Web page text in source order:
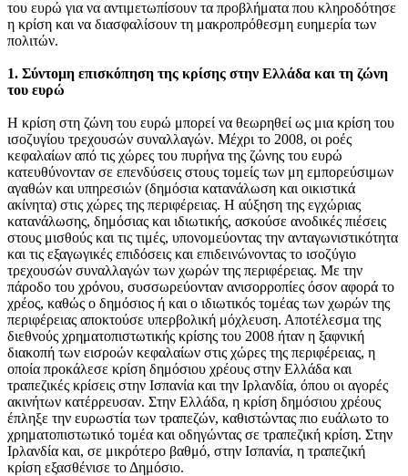
του ευρώ για να αντιμετωπίσουν τα προβλήματα που κληροδότησε
η κρίση και να διασφαλίσουν τη μακροπρόθεσμη ευημερία των
πολιτών.
1. Σύντομη επισκόπηση της κρίσης στην Ελλάδα και τη ζώνη
του ευρώ
Η κρίση στη ζώνη του ευρώ μπορεί να θεωρηθεί ως μια κρίση του
ισοζυγίου τρεχουσών συναλλαγών. Μέχρι το 2008, οι ροές
κεφαλαίων από τις χώρες του πυρήνα της ζώνης του ευρώ
κατευθύνονταν σε επενδύσεις στους τομείς των μη εμπορεύσιμων
αγαθών και υπηρεσιών (δημόσια κατανάλωση και οικιστικά
ακίνητα) στις χώρες της περιφέρειας. Η αύξηση της εγχώριας
κατανάλωσης, δημόσιας και ιδιωτικής, ασκούσε ανοδικές πιέσεις
στους μισθούς και τις τιμές, υπονομεύοντας την ανταγωνιστικότητα
και τις εξαγωγικές επιδόσεις και επιδεινώνοντας το ισοζύγιο
τρεχουσών συναλλαγών των χωρών της περιφέρειας. Με την
πάροδο του χρόνου, συσσωρεύονταν ανισορροπίες όσον αφορά το
χρέος, καθώς ο δημόσιος ή και ο ιδιωτικός τομέας των χωρών της
περιφέρειας αποκτούσε υπερβολική μόχλευση. Αποτέλεσμα της
διεθνούς χρηματοπιστωτικής κρίσης του 2008 ήταν η ξαφνική
διακοπή των εισροών κεφαλαίων στις χώρες της περιφέρειας, η
οποία προκάλεσε κρίση δημόσιου χρέους στην Ελλάδα και
τραπεζικές κρίσεις στην Ισπανία και την Ιρλανδία, όπου οι αγορές
ακινήτων κατέρρευσαν. Στην Ελλάδα, η κρίση δημόσιου χρέους
έπληξε την ευρωστία των τραπεζών, καθιστώντας πιο ευάλωτο το
χρηματοπιστωτικό τομέα και οδηγώντας σε τραπεζική κρίση. Στην
Ιρλανδία και, σε μικρότερο βαθμό, στην Ισπανία, η τραπεζική
κρίση εξασθένισε το Δημόσιο.